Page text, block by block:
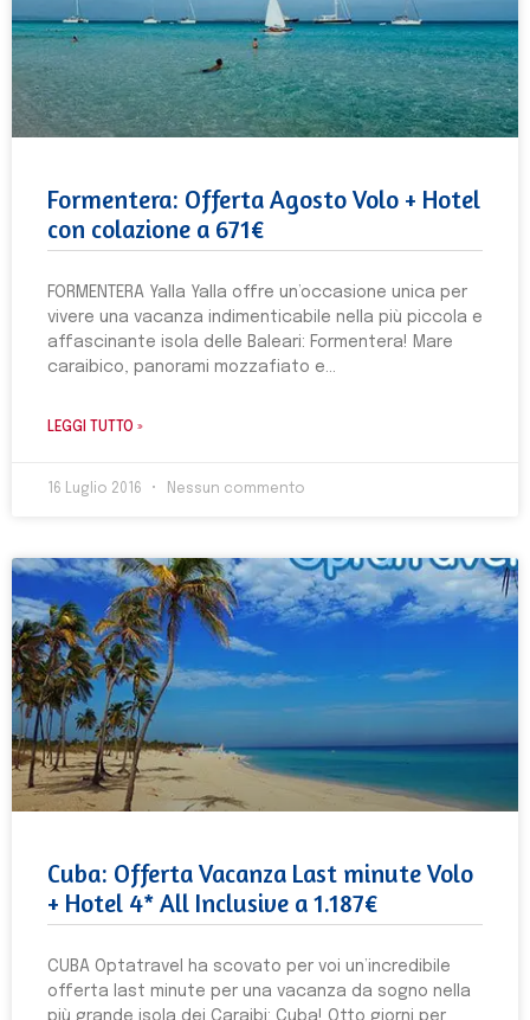
Formentera: Offerta Agosto Volo + Hotel
con colazione a 671€
FORMENTERA Yalla Yalla offre un’occasione unica per
vivere una vacanza indimenticabile nella più piccola e
affascinante isola delle Baleari: Formentera! Mare
caraibico, panorami mozzafiato e
LEGGI TUTTO »
16 Luglio 2016 Nessun commento
Cuba: Offerta Vacanza Last minute Volo
+ Hotel 4* All Inclusive a 1.187€
CUBA Optatravel ha scovato per voi un’incredibile
offerta last minute per una vacanza da sogno nella
più grande isola dei Caraibi: Cuba! Otto giorni per